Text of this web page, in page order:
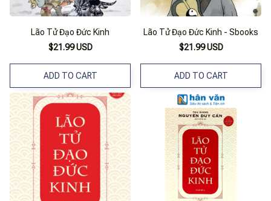
Lão Tử Đạo Đức Kinh
$21.99 USD
ADD TO CART
Lão Tử Đạo Đức Kinh - Sbooks
$21.99 USD
ADD TO CART